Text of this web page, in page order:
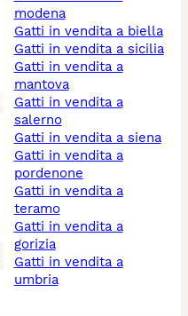
modena
gatti in vendita a biella
gatti in vendita a sicilia
gatti in vendita a
mantova
gatti in vendita a
salerno
gatti in vendita a siena
gatti in vendita a
pordenone
gatti in vendita a
teramo
gatti in vendita a
gorizia
gatti in vendita a
umbria